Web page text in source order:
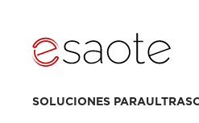
SOLUCIONES PARA